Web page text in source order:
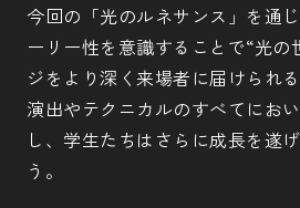
今回の「光のルネサンス」を通
ーリー性を意識することで“光の
ジをより深く来場者に届けられ
演出やテクニカルのすべてにお
し、学生たちはさらに成長を遂
う。